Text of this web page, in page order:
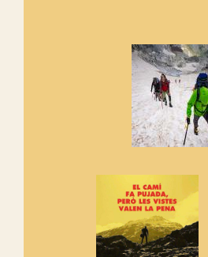
Si no podem
cosa hem de fer...
Els Centpeus
Manifest a favor
Si ets una entitat o
adhereix-te al
Rebem un diploma
Amics de Sant